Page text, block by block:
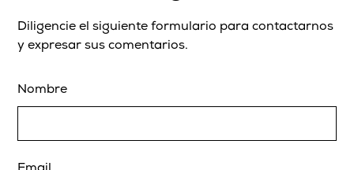
Diligencie el siguiente formulario para contactarnos
y expresar sus comentarios.
Nombre